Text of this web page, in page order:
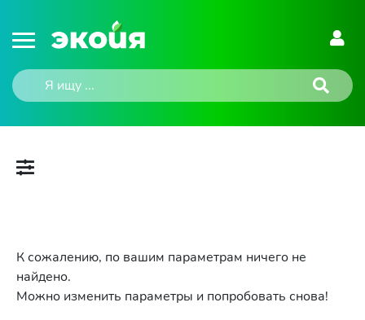
К сожалению, по вашим параметрам ничего не
найдено.
Можно изменить параметры и попробовать снова!